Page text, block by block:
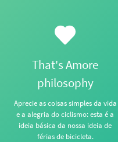
That's Amore
philosophy
Aprecie as coisas simples da vida
e a alegria do ciclismo: esta é a
ideia básica da nossa ideia de
férias de bicicleta.